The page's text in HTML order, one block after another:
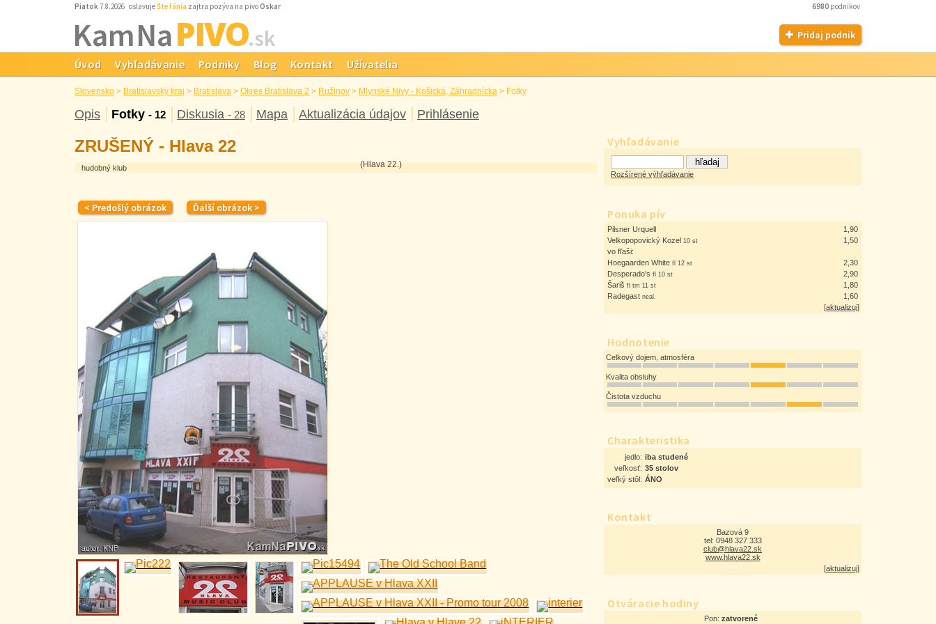
Piatok7.8.2026 oslavujeŠtefánia zajtra pozýva na pivoOskar 6980 podnikov
Kam NaPIVO.sk Pridaj podnik
Úvod Vyhľadávanie Podniky Blog Kontakt Užívatelia
Slovensko > Bratislavský kraj > Bratislava > Okres Bratislava 2 > Ružinov > Mlynské Nivy - Košická, Záhradnícka > Fotky
Opis Fotky - 12 Diskusia - 28 Mapa Aktualizácia údajov
Prihlásenie
Vyhľadávanie
Rozšírené výhľadávanie
Ponuka pív
Pilsner Urquell
1,90
Velkopopovický Kozel 10 st
1,50
vo fľaši:
Hoegaarden White fl 12 st
2,30
Desperado's fl 10 st
2,90
Šariš fl tm 11 st
1,80
Radegast neal.
1,60
[aktualizuj]
Hodnotenie
Celkový dojem, atmosféra
Kvalita obsluhy
Čistota vzduchu
Charakteristika
jedlo: iba studené
veľkosť: 35 stolov
veľký stôl: ÁNO
Kontakt
Bazová 9
tel: 0948 327 333
club@hlava22.sk
www.hlava22.sk
[aktualizuj]
Otváracie hodiny
Pon: zatvorené
ZRUŠENÝ - Hlava 22
hudobný klub (Hlava 22.)